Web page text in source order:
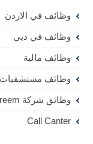
وظائف في الاردن
وظائف في دبي
وظائف مالية
وظائف مستشفيات
وظائق شركة careem
Call Canter